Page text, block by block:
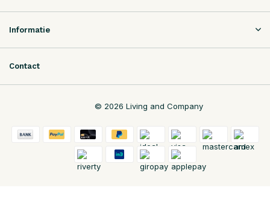
Informatie
Contact
© 2026 Living and Company